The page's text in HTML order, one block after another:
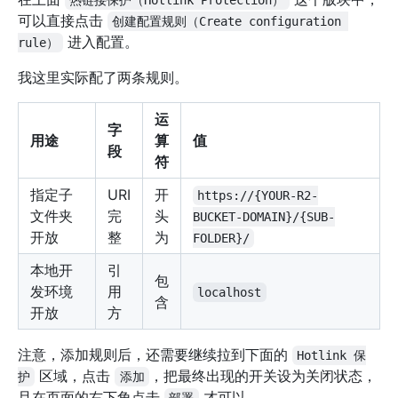
可以直接点击
创建配置规则（Create configuration
rule）
进入配置。
我这里实际配了两条规则。
用途
字
段
运
算
符
值
指定子
文件夹
开放
URI
完
整
开
头
为
https://{YOUR-R2-
BUCKET-DOMAIN}/{SUB-
FOLDER}/
本地开
发环境
开放
引
用
方
包
含
localhost
注意，添加规则后，还需要继续拉到下面的
Hotlink 保
护
区域，点击 添加
，把最终出现的开关设为关闭状态，